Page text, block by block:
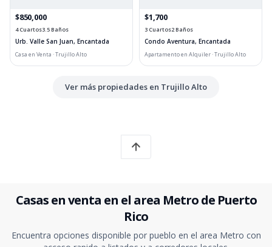
$850,000
4 Cuartos3.5 Baños
Urb. Valle San Juan, Encantada
Casa en Venta · Trujillo Alto
$1,700
3 Cuartos2 Baños
Condo Aventura, Encantada
Apartamento en Alquiler · Trujillo Alto
Ver más propiedades en Trujillo Alto
Casas en venta en el area Metro de Puerto
Rico
Encuentra opciones disponible por pueblo en el area Metro con